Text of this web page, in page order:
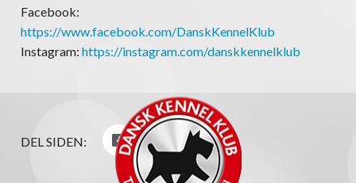
Facebook:
https://www.facebook.com/DanskKennelKlub
Instagram: https://instagram.com/danskkennelklub
DEL SIDEN: